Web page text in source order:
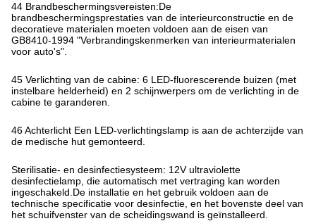
44 Brandbeschermingsvereisten:De
brandbeschermingsprestaties van de interieurconstructie en de
decoratieve materialen moeten voldoen aan de eisen van
GB8410-1994 "Verbrandingskenmerken van interieurmaterialen
voor auto's".
45 Verlichting van de cabine: 6 LED-fluorescerende buizen (met
instelbare helderheid) en 2 schijnwerpers om de verlichting in de
cabine te garanderen.
46 Achterlicht Een LED-verlichtingslamp is aan de achterzijde van
de medische hut gemonteerd.
Sterilisatie- en desinfectiesysteem: 12V ultraviolette
desinfectielamp, die automatisch met vertraging kan worden
ingeschakeld.De installatie en het gebruik voldoen aan de
technische specificatie voor desinfectie, en het bovenste deel van
het schuifvenster van de scheidingswand is geïnstalleerd.